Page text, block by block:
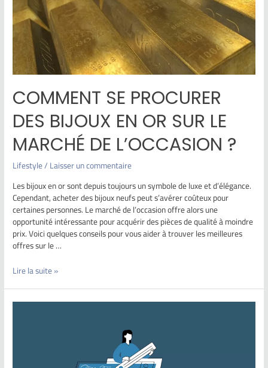
COMMENT SE PROCURER
DES BIJOUX EN OR SUR LE
MARCHÉ DE L’OCCASION ?
Lifestyle/Laisser un commentaire
Les bijoux en or sont depuis toujours un symbole de luxe et d’élégance.
Cependant, acheter des bijoux neufs peut s’avérer coûteux pour
certaines personnes. Le marché de l’occasion offre alors une
opportunité intéressante pour acquérir des pièces de qualité à moindre
prix. Voici quelques conseils pour vous aider à trouver les meilleures
offres sur le …
Lire la suite »